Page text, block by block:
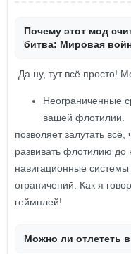
Почему этот мод
битва: Мировая
Да ну, тут всё просто!
Неограниченные
вашей флотилии.
позволяет залутать
развивать флотилию до
навигационные
ограничений. Как я
геймплей!
Можно ли отлететь